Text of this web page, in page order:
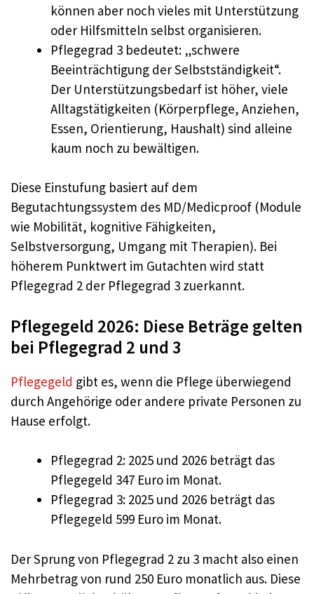
können aber noch vieles mit Unterstützung
oder Hilfsmitteln selbst organisieren.
Pflegegrad 3 bedeutet: „schwere
Beeinträchtigung der Selbstständigkeit“.
Der Unterstützungsbedarf ist höher, viele
Alltagstätigkeiten (Körperpflege, Anziehen,
Essen, Orientierung, Haushalt) sind alleine
kaum noch zu bewältigen.
Diese Einstufung basiert auf dem
Begutachtungssystem des MD/Medicproof (Module
wie Mobilität, kognitive Fähigkeiten,
Selbstversorgung, Umgang mit Therapien). Bei
höherem Punktwert im Gutachten wird statt
Pflegegrad 2 der Pflegegrad 3 zuerkannt.
Pflegegeld 2026: Diese Beträge gelten
bei Pflegegrad 2 und 3
Pflegegeld gibt es, wenn die Pflege überwiegend
durch Angehörige oder andere private Personen zu
Hause erfolgt.
Pflegegrad 2: 2025 und 2026 beträgt das
Pflegegeld 347 Euro im Monat.
Pflegegrad 3: 2025 und 2026 beträgt das
Pflegegeld 599 Euro im Monat.
Der Sprung von Pflegegrad 2 zu 3 macht also einen
Mehrbetrag von rund 250 Euro monatlich aus. Diese